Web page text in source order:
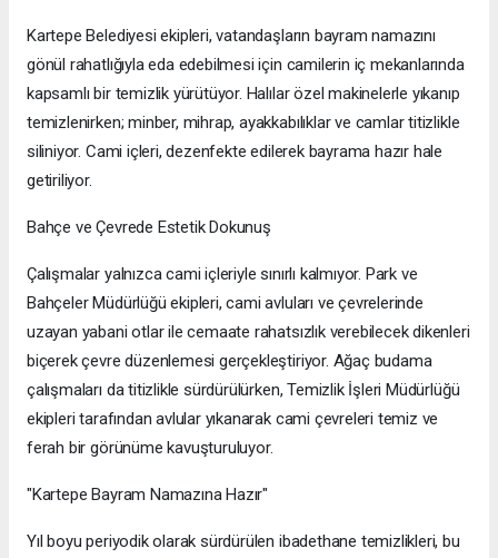
Kartepe Belediyesi ekipleri, vatandaşların bayram namazını
gönül rahatlığıyla eda edebilmesi için camilerin iç mekanlarında
kapsamlı bir temizlik yürütüyor. Halılar özel makinelerle yıkanıp
temizlenirken; minber, mihrap, ayakkabılıklar ve camlar titizlikle
siliniyor. Cami içleri, dezenfekte edilerek bayrama hazır hale
getiriliyor.
Bahçe ve Çevrede Estetik Dokunuş
Çalışmalar yalnızca cami içleriyle sınırlı kalmıyor. Park ve
Bahçeler Müdürlüğü ekipleri, cami avluları ve çevrelerinde
uzayan yabani otlar ile cemaate rahatsızlık verebilecek dikenleri
biçerek çevre düzenlemesi gerçekleştiriyor. Ağaç budama
çalışmaları da titizlikle sürdürülürken, Temizlik İşleri Müdürlüğü
ekipleri tarafından avlular yıkanarak cami çevreleri temiz ve
ferah bir görünüme kavuşturuluyor.
"Kartepe Bayram Namazına Hazır"
Yıl boyu periyodik olarak sürdürülen ibadethane temizlikleri, bu